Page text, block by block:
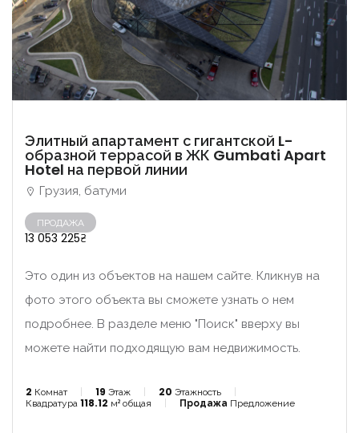
Элитный апартамент с гигантской L-
образной террасой в ЖК Gumbati Apart
Hotel на первой линии
Грузия, батуми
ПРОДАЖА
13 053 225₴
Это один из объектов на нашем сайте. Кликнув на
фото этого объекта вы сможете узнать о нем
подробнее. В разделе меню "Поиск" вверху вы
можете найти подходящую вам недвижимость.
2 Комнат 19 Этаж 20 Этажность
Квадратура118.12 м² общая Продажа Предложение